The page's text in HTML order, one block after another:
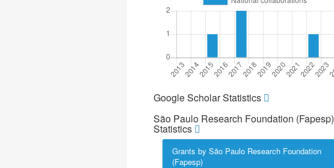
Google Scholar Statistics
São Paulo Research Foundation (Fapesp)
Statistics
Grants by São Paulo Research Foundation
(Fapesp)